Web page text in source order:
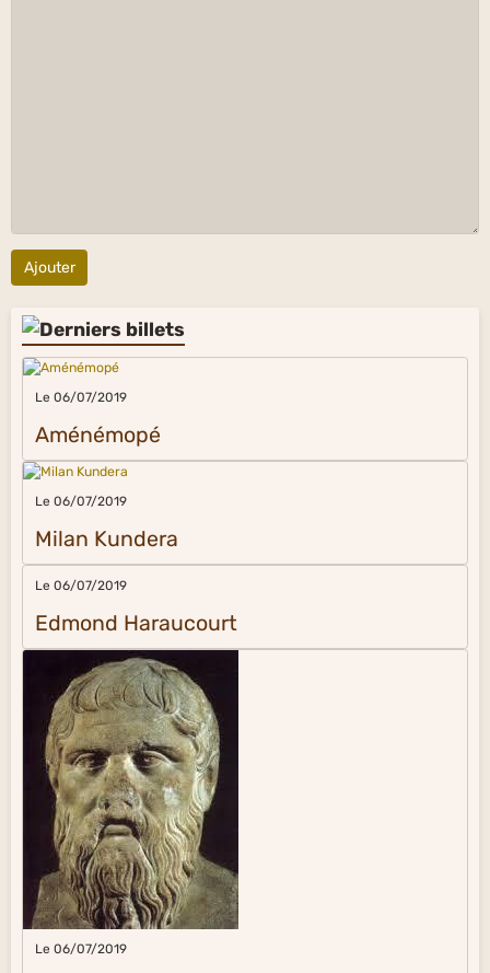
Ajouter
Le 06/07/2019
Aménémopé
Le 06/07/2019
Milan Kundera
Le 06/07/2019
Edmond Haraucourt
Le 06/07/2019